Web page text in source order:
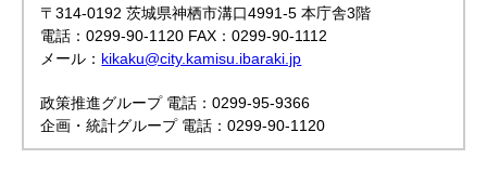
〒314-0192 茨城県神栖市溝口4991-5 本庁舎3階
電話：0299-90-1120 FAX：0299-90-1112
メール： kikaku@city.kamisu.ibaraki.jp
政策推進グループ 電話：0299-95-9366
企画・統計グループ 電話：0299-90-1120